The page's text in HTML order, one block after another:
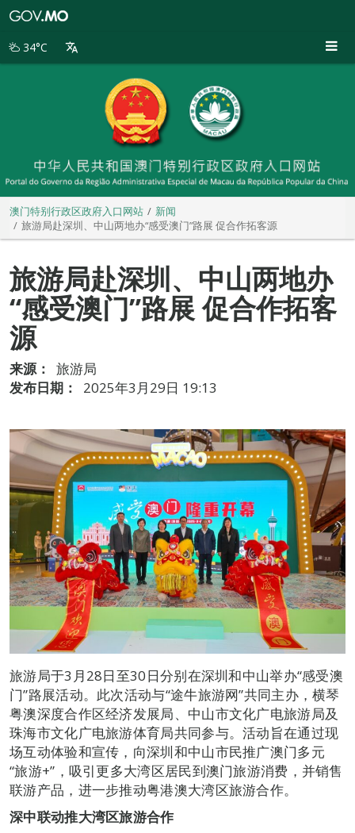
别
34°C
澳门特别行政区政府入口网站
新闻
旅游局赴深圳、中山两地办“感受澳门”路展 促合作拓客源
旅游局赴深圳、中山两地办
“感受澳门”路展 促合作拓客
源
来源：
旅游局
发布日期：
2025年3月29日 19:13
旅游局于3月28日至30日分别在深圳和中山举办“感受澳
门”路展活动。此次活动与“途牛旅游网”共同主办，横琴
粤澳深度合作区经济发展局、中山市文化广电旅游局及
珠海市文化广电旅游体育局共同参与。活动旨在通过现
场互动体验和宣传，向深圳和中山市民推广澳门多元
“旅游+”，吸引更多大湾区居民到澳门旅游消费，并销售
联游产品，进一步推动粤港澳大湾区旅游合作。
深中联动推大湾区旅游合作